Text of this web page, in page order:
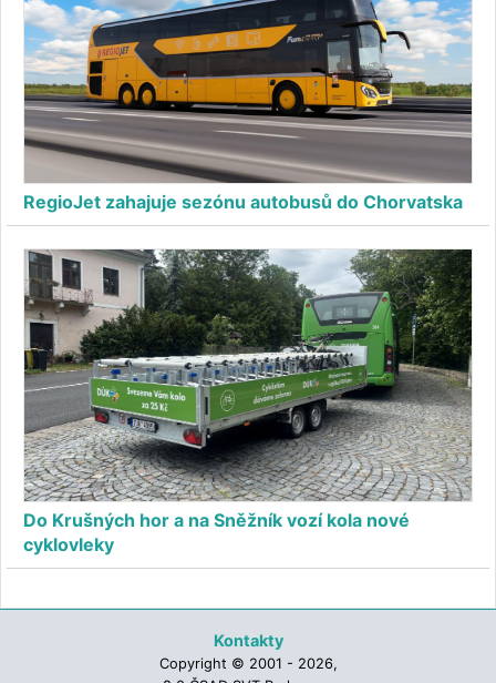
RegioJet zahajuje sezónu autobusů do Chorvatska
Do Krušných hor a na Sněžník vozí kola nové
cyklovleky
Kontakty
Copyright © 2001 - 2026,